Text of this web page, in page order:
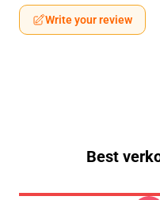
Write your review
Best